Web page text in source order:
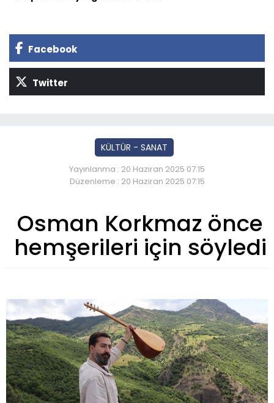
Facebook
Twitter
KÜLTÜR - SANAT
Yayınlanma : 20 Haziran 2025 07:15
Düzenleme : 20 Haziran 2025 07:15
Osman Korkmaz önce
hemşerileri için söyledi